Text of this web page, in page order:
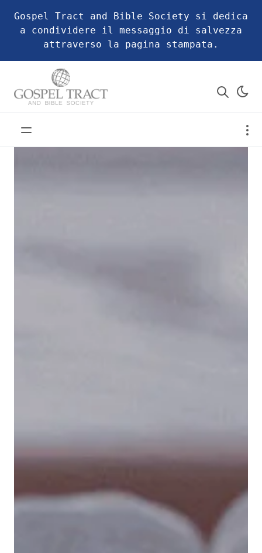
Gospel Tract and Bible Society si dedica
a condividere il messaggio di salvezza
attraverso la pagina stampata.